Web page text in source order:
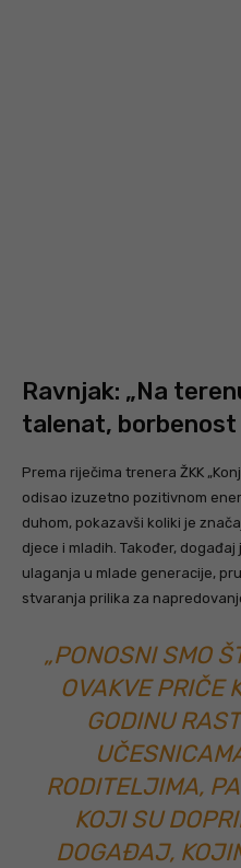
Ravnjak: „Na
talenat, borbenost
Prema riječima trenera ŽKK
odisao izuzetno pozitivnom
duhom, pokazavši koliki je
djece i mladih. Također,
ulaganja u mlade generacije,
stvaranja prilika za
„PONOSNI SMO
OVAKVE PRIČE
GODINU
RODITELJIMA,
KOJI SU
DOGAĐAJ,